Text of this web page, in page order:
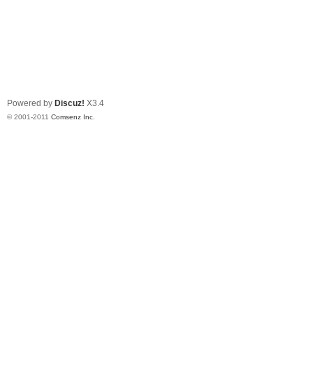
Powered by Discuz! X3.4
© 2001-2011 Comsenz Inc.